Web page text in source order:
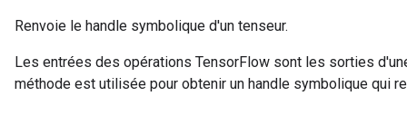
Renvoie le handle symbolique d'un tenseur.
Les entrées des opérations TensorFlow sont les sorties
méthode est utilisée pour obtenir un handle symbolique qui